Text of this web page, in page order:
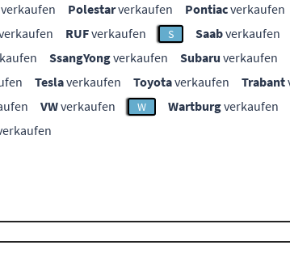
verkaufen Polestarverkaufen Pontiacverkaufen
RUFverkaufen S Saabverkaufen
SsangYongverkaufen Subaru verkaufen
Teslaverkaufen Toyotaverkaufen Trabant
VWverkaufen W Wartburgverkaufen